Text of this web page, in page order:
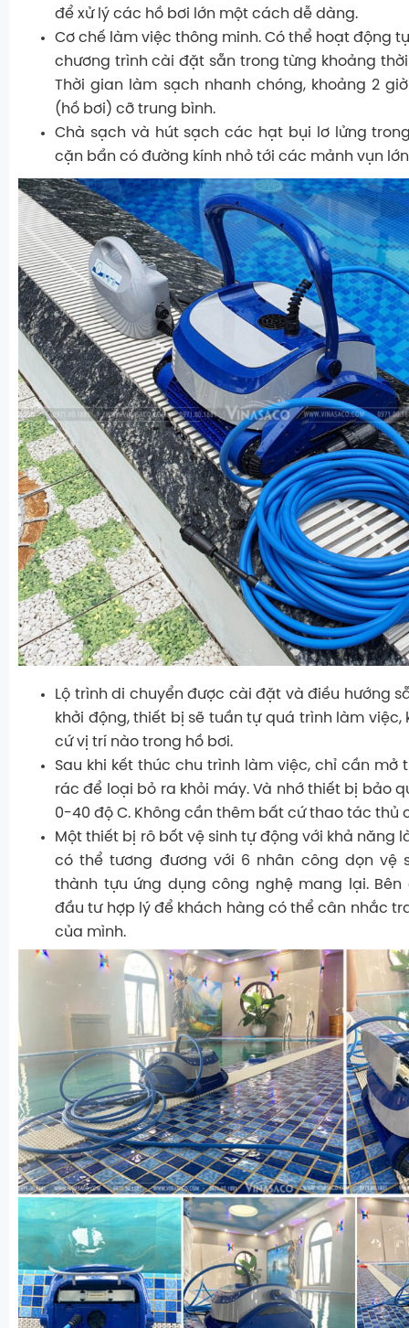
để xử lý các hồ bơi lớn một cách dễ dàng.
Cơ chế làm việc thông minh. Có thể hoạt động
chương trình cài đặt sẵn trong từng khoảng
Thời gian làm sạch nhanh chóng, khoảng 2
(hồ bơi) cỡ trung bình.
Chà sạch và hút sạch các hạt bụi lơ lửng
cặn bẩn có đường kính nhỏ tới các mảnh vụn
Lộ trình di chuyển được cài đặt và điều hướng
khởi động, thiết bị sẽ tuần tự quá trình làm việc,
cứ vị trí nào trong hồ bơi.
Sau khi kết thúc chu trình làm việc, chỉ cần mở
rác để loại bỏ ra khỏi máy. Và nhớ thiết bị bảo
0-40 độ C. Không cần thêm bất cứ thao tác thủ
Một thiết bị rô bốt vệ sinh tự động với khả năng
có thể tương đương với 6 nhân công dọn vệ
thành tựu ứng dụng công nghệ mang lại. Bên
đầu tư hợp lý để khách hàng có thể cân nhắc
của mình.